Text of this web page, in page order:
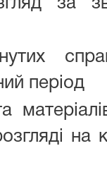
за
період
на